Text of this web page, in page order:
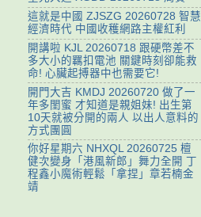
這就是中國 ZJSZG 20260728 智慧
經濟時代 中國收穫網路主權紅利
開講啦 KJL 20260718 跟硬幣差不
多大小的羈扣電池 關鍵時刻卻能救
命! 心臟起搏器中也需要它!
開門大吉 KMDJ 20260720 做了一
年多閨蜜 才知道是親姐妹! 出生第
10天就被分開的兩人 以出人意料的
方式團圓
你好星期六 NHXQL 20260725 檀
健次變身「港風新郎」舞力全開 丁
程鑫小魔術輕鬆「拿捏」章若楠金
靖